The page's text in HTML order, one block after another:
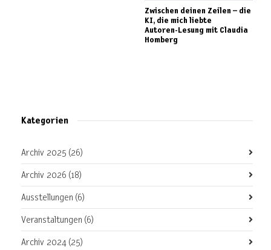
Zwischen deinen Zeilen – die
KI, die mich liebte
Autoren-Lesung mit Claudia
Homberg
Kategorien
Archiv 2025 (26)
Archiv 2026 (18)
Ausstellungen (6)
Veranstaltungen (6)
Archiv 2024 (25)